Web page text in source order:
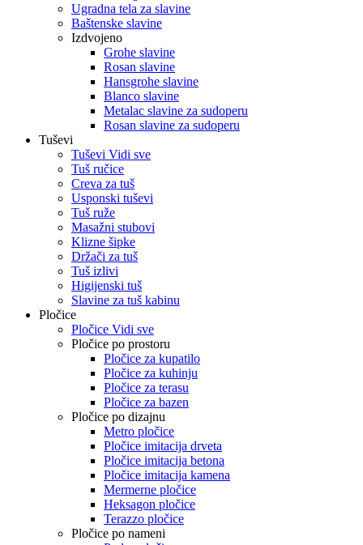
Ugradna tela za slavine
Baštenske slavine
Izdvojeno
Grohe slavine
Rosan slavine
Hansgrohe slavine
Blanco slavine
Metalac slavine za sudoperu
Rosan slavine za sudoperu
Tuševi
Tuševi Vidi sve
Tuš ručice
Creva za tuš
Usponski tuševi
Tuš ruže
Masažni stubovi
Klizne šipke
Držači za tuš
Tuš izlivi
Higijenski tuš
Slavine za tuš kabinu
Pločice
Pločice Vidi sve
Pločice po prostoru
Pločice za kupatilo
Pločice za kuhinju
Pločice za terasu
Pločice za bazen
Pločice po dizajnu
Metro pločice
Pločice imitacija drveta
Pločice imitacija betona
Pločice imitacija kamena
Mermerne pločice
Heksagon pločice
Terazzo pločice
Pločice po nameni